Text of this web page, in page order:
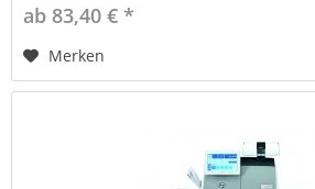
ab 83,40 € *
Merken